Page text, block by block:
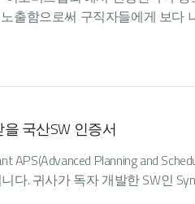
출함으로써 구직자들에게 보다
국산SW 인증서
APS(Advanced Planning and
다. 귀사가 독자 개발한 SW인